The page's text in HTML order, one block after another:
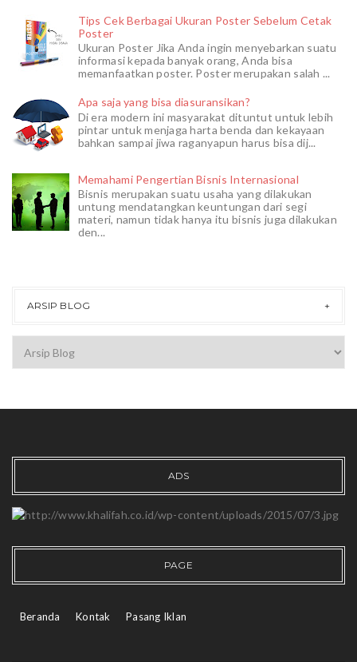
Tips Cek Berbagai Ukuran Poster Sebelum Cetak
Poster
Ukuran Poster Jika Anda ingin menyebarkan suatu
informasi kepada banyak orang, Anda bisa
memanfaatkan poster. Poster merupakan salah ...
Apa saja yang bisa diasuransikan?
Di era modern ini masyarakat dituntut untuk lebih
pintar untuk menjaga harta benda dan kekayaan
bahkan sampai jiwa raganyapun harus bisa dij...
Memahami Pengertian Bisnis Internasional
Bisnis merupakan suatu usaha yang dilakukan
untung mendatangkan keuntungan dari segi
materi, namun tidak hanya itu bisnis juga dilakukan
den...
ARSIP BLOG
ADS
PAGE
Beranda Kontak Pasang Iklan